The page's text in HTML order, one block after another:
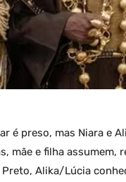
é preso, mas Niara e
mãe e filha assumem,
Alika/Lúcia